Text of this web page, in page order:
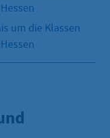
um die Klassen